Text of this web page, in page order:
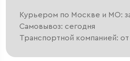
Курьером по Москве и МО:
Самовывоз: сегодня
Транспортной компанией: